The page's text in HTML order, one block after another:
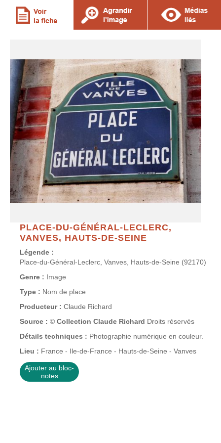
PLACE-DU-GÉNÉRAL-LECLERC,
VANVES, HAUTS-DE-SEINE
Légende :
Place-du-Général-Leclerc, Vanves, Hauts-de-Seine (92170)
Genre : Image
Type : Nom de place
Producteur : Claude Richard
Source : © Collection Claude Richard Droits réservés
Détails techniques : Photographie numérique en couleur.
Lieu : France - Ile-de-France - Hauts-de-Seine - Vanves
Ajouter au bloc-
notes